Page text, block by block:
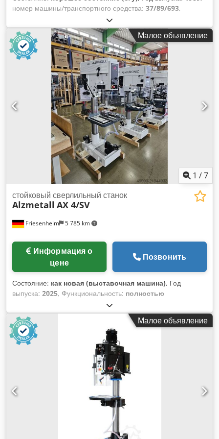
номер машины/транспортного средства: 37/89/693,
полностью работоспособен
Колонный сверлильный станок, полностью
работоспособен, диаметр сверления до 50 мм, полностью
исправен. Djdpfx Anezfbudo Ieck
Малое объявление
1 /7
Friesenheim 5 785 km
стойковый сверлильный станок
Alzmetall AX 4/SV
цене
Позвонить
Состояние: как новая (выставочная машина), Год
выпуска: 2025, Функциональность: полностью
, ALZMETALL AX 4 / SV столбовая дрель 3
кВт Производитель: Alzmetall Тип: AX 4 / SV Состояние:
НОВОЕ Год постройки: 2025 Диаметр сверления стали
E335 (St 60) 55 мм нарезание резьбы Сталь Э335 (Ст 60) М
42 чугун EN-GJL-200 M 56 короткий шпиндель МК 4 Ход
шпинделя 140 мм Полезная проекция 300 мм диаметр
колонны 145 мм стол станка, полезная опора 615 x 430 мм
Расстояние шпиндель-стол мин./макс. 150/735 мм Т-
образные пазы, количество x ширина x расстояние 2 x 14 x
224 мм скорость подачи 0,1 + 0,3 мм/об высота машины
около 1850 мм Чистый вес около 380 кг. привод
бесступенчатый двигатель 1500 об/мин мощность 3,0 кВт
Скорость вращения шпинделя 70-2400 об/мин
Малое объявление